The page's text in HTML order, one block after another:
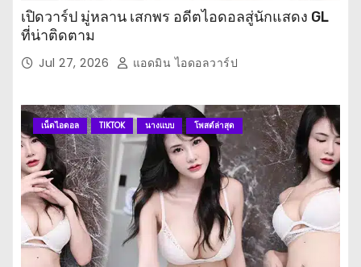
เปิดวาร์ป มู่หลาน เสกพร อดีตไอดอลสู่นักแสดง GL
ที่น่าติดตาม
Jul 27, 2026 แอดมิน ไอดอลวาร์ป
เน็ตไอดอล TIKTOK นางแบบ โพสต์ล่าสุด